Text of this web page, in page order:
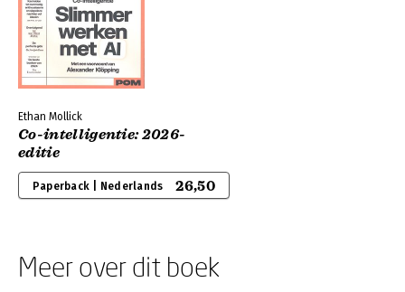
Ethan Mollick
Co-intelligentie: 2026-
editie
Paperback | Nederlands 26,50
Meer over dit boek